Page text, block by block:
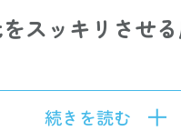
スッキリさせ
続きを読む